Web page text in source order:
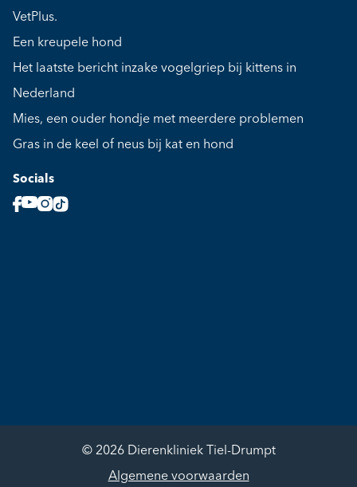
VetPlus.
Een kreupele hond
Het laatste bericht inzake vogelgriep bij kittens in
Nederland
Mies, een ouder hondje met meerdere problemen
Gras in de keel of neus bij kat en hond
Socials
© 2026 Dierenkliniek Tiel-Drumpt
Algemene voorwaarden